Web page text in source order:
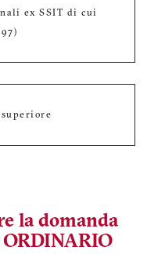
ex SSIT di cui
la domanda